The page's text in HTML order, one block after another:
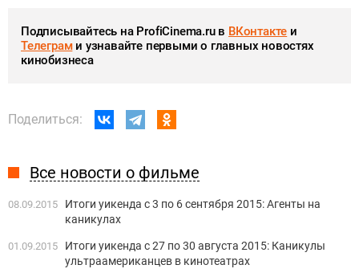
Подписывайтесь на ProfiCinema.ru в ВКонтакте и
Телеграми узнавайте первыми о главных новостях
кинобизнеса
Поделиться:
Все новости о фильме
08.09.2015
Итоги уикенда с 3 по 6 сентября 2015: Агенты на
каникулах
01.09.2015
Итоги уикенда с 27 по 30 августа 2015: Каникулы
ультраамериканцев в кинотеатрах